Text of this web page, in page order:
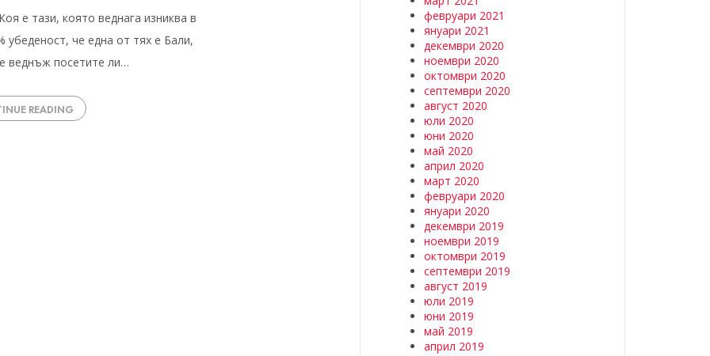
е тази, която веднага изниква в
че една от тях е Бали,
веднъж посетите ли…
READING
февруари 2021
януари 2021
декември 2020
ноември 2020
октомври 2020
септември 2020
август 2020
юли 2020
юни 2020
май 2020
април 2020
март 2020
февруари 2020
януари 2020
декември 2019
ноември 2019
октомври 2019
септември 2019
август 2019
юли 2019
юни 2019
май 2019
април 2019